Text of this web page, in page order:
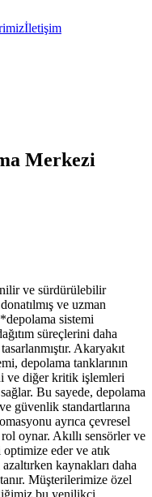
İletişim
Merkezi
ve sürdürülebilir
ve uzman
sistemi
süreçlerini daha
Akaryakıt
depolama tanklarının
ve diğer kritik işlemleri
Bu sayede, depolama
güvenlik standartlarına
ayrıca çevresel
oynar. Akıllı sensörler ve
eder ve atık
kaynakları daha
Müşterilerimize özel
bu yenilikçi